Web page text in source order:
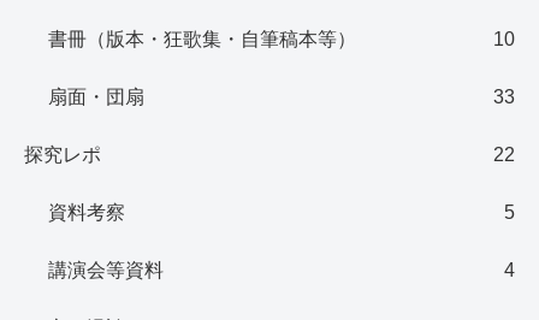
書冊（版本・狂歌集・自筆稿本等） 10
扇面・団扇 33
探究レポ 22
資料考察 5
講演会等資料 4